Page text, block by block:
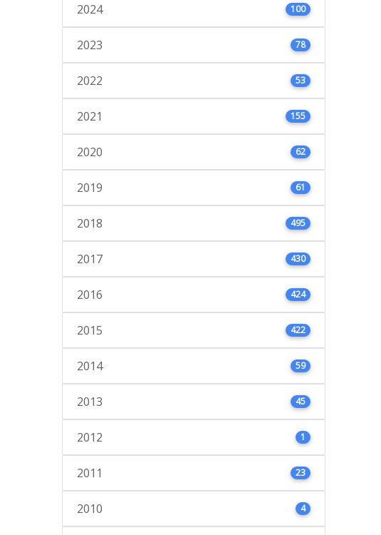
2024 100
2023 78
2022 53
2021 155
2020 62
2019 61
2018 495
2017 430
2016 424
2015 422
2014 59
2013 45
2012 1
2011 23
2010 4